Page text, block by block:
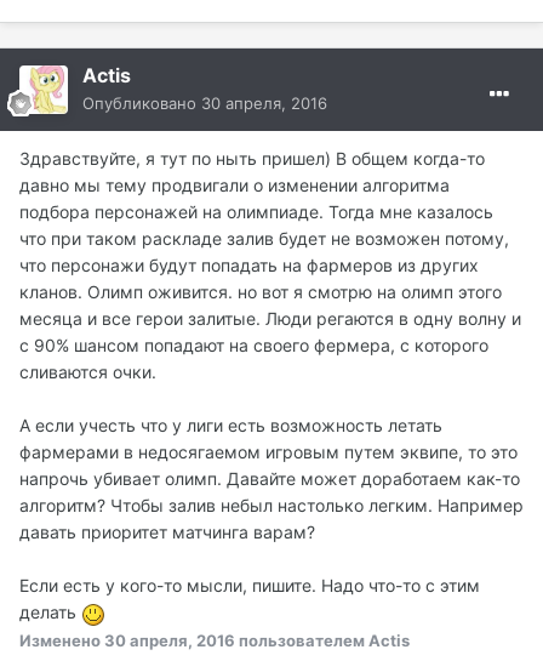
Actis
Опубликовано 30 апреля, 2016
Здравствуйте, я тут по ныть пришел) В общем когда-то
давно мы тему продвигали о изменении алгоритма
подбора персонажей на олимпиаде. Тогда мне казалось
что при таком раскладе залив будет не возможен потому,
что персонажи будут попадать на фармеров из других
кланов. Олимп оживится. но вот я смотрю на олимп этого
месяца и все герои залитые. Люди регаются в одну волну и
с 90% шансом попадают на своего фермера, с которого
сливаются очки.
А если учесть что у лиги есть возможность летать
фармерами в недосягаемом игровым путем эквипе, то это
напрочь убивает олимп. Давайте может доработаем как-то
алгоритм? Чтобы залив небыл настолько легким. Например
давать приоритет матчинга варам?
Если есть у кого-то мысли, пишите. Надо что-то с этим
делать
Изменено 30 апреля, 2016 пользователем Actis